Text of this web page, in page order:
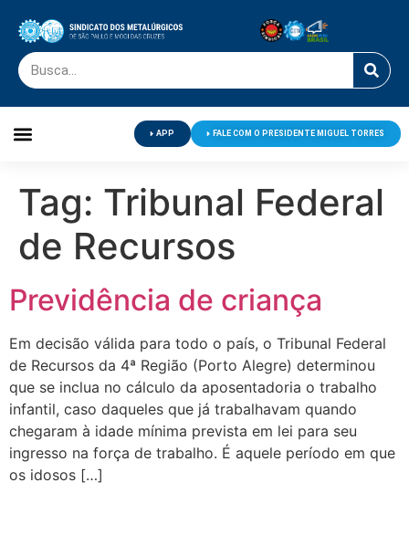
APP FALE COM O PRESIDENTE MIGUEL TORRES
Tag: Tribunal Federal
de Recursos
Previdência de criança
Em decisão válida para todo o país, o Tribunal Federal
de Recursos da 4ª Região (Porto Alegre) determinou
que se inclua no cálculo da aposentadoria o trabalho
infantil, caso daqueles que já trabalhavam quando
chegaram à idade mínima prevista em lei para seu
ingresso na força de trabalho. É aquele período em que
os idosos […]